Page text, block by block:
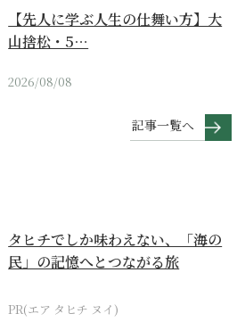
【先人に学ぶ人生の仕舞い方】大
山捨松・5…
2026/08/08
記事一覧へ
タヒチでしか味わえない、「海の
民」の記憶へとつながる旅
PR(エア タヒチ ヌイ)